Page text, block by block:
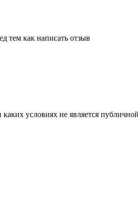
тем как написать отзыв
условиях не является